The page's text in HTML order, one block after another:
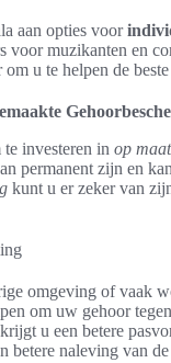
aan opties voor
voor muzikanten en
u te helpen de
investeren in op
permanent zijn en
kunt u er zeker van
omgeving of vaak
om uw gehoor
u een betere
betere naleving van